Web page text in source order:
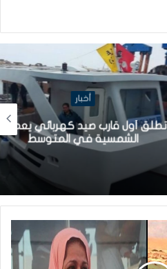
أخبار
كهربائي يعمل بالطاقة
في المتوسط